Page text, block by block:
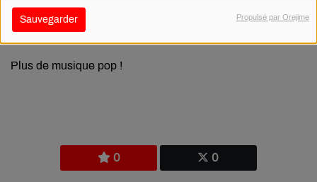
Sauvegarder Propulsé par Orejime
0 0
Plus de musique pop !